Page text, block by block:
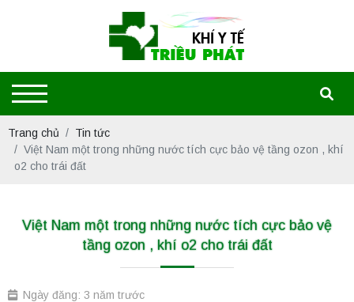
Trang chủ
Tin tức
Việt Nam một trong những nước tích cực bảo vệ tầng ozon , khí
o2 cho trái đất
Việt Nam một trong những nước tích cực bảo vệ
tầng ozon , khí o2 cho trái đất
Ngày đăng: 3 năm trước